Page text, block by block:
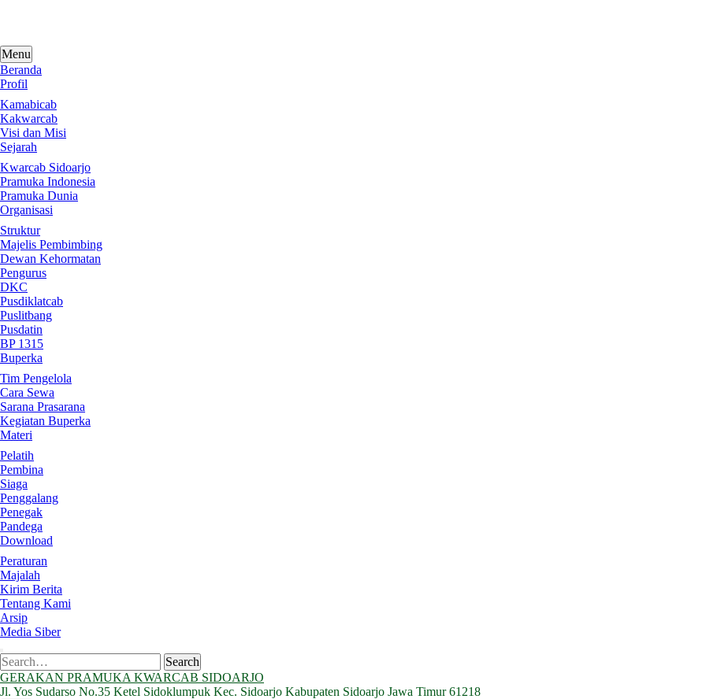
Menu
Beranda
Profil
Kamabicab
Kakwarcab
Visi dan Misi
Sejarah
Kwarcab Sidoarjo
Pramuka Indonesia
Pramuka Dunia
Organisasi
Struktur
Majelis Pembimbing
Dewan Kehormatan
Pengurus
DKC
Pusdiklatcab
Puslitbang
Pusdatin
BP 1315
Buperka
Tim Pengelola
Cara Sewa
Sarana Prasarana
Kegiatan Buperka
Materi
Pelatih
Pembina
Siaga
Penggalang
Penegak
Pandega
Download
Peraturan
Majalah
Kirim Berita
Tentang Kami
Arsip
Media Siber
Search
for:
Search
GERAKAN PRAMUKA KWARCAB SIDOARJO
Jl. Yos Sudarso No.35 Ketel Sidoklumpuk Kec. Sidoarjo Kabupaten Sidoarjo Jawa Timur 61218